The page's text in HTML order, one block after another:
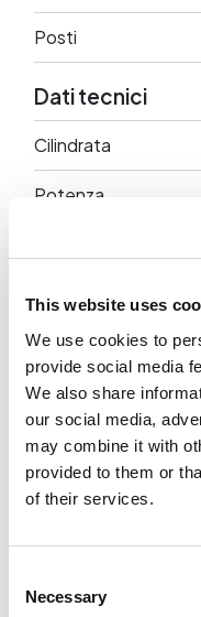
This website uses
We use cookies to
provide social media
We also share
our social media,
may combine it with
provided to them or
of their services.
Selection
Necessary
Posti
Dati tecnici
Cilindrata
Potenza
Peso a vuoto
Optional di serie
Consumi ed